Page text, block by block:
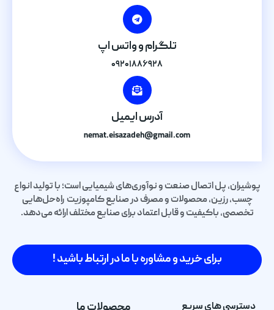
تلگرام و واتس اپ
۰۹۲۰۱۸۸۶۹۲۸
آدرس ایمیل
nemat.eisazadeh@gmail.com
پوشیران، پل اتصال صنعت و نوآوری‌های شیمیایی است؛ با تولید انواع
چسب، رزین، محصولات و مصرف در صنایع کامپوزیت راه‌حل‌هایی
تخصصی، باکیفیت و قابل اعتماد برای صنایع مختلف ارائه می‌دهد.
برای خرید و مشاوره با ما در ارتباط باشید !
دسترسی های سریع